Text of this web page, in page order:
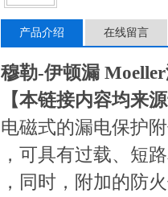
产品介绍 在线留言
穆勒-伊顿漏
【本链接内容均来
电磁式的漏电保护
，可具有过载、短
，同时，附加的防